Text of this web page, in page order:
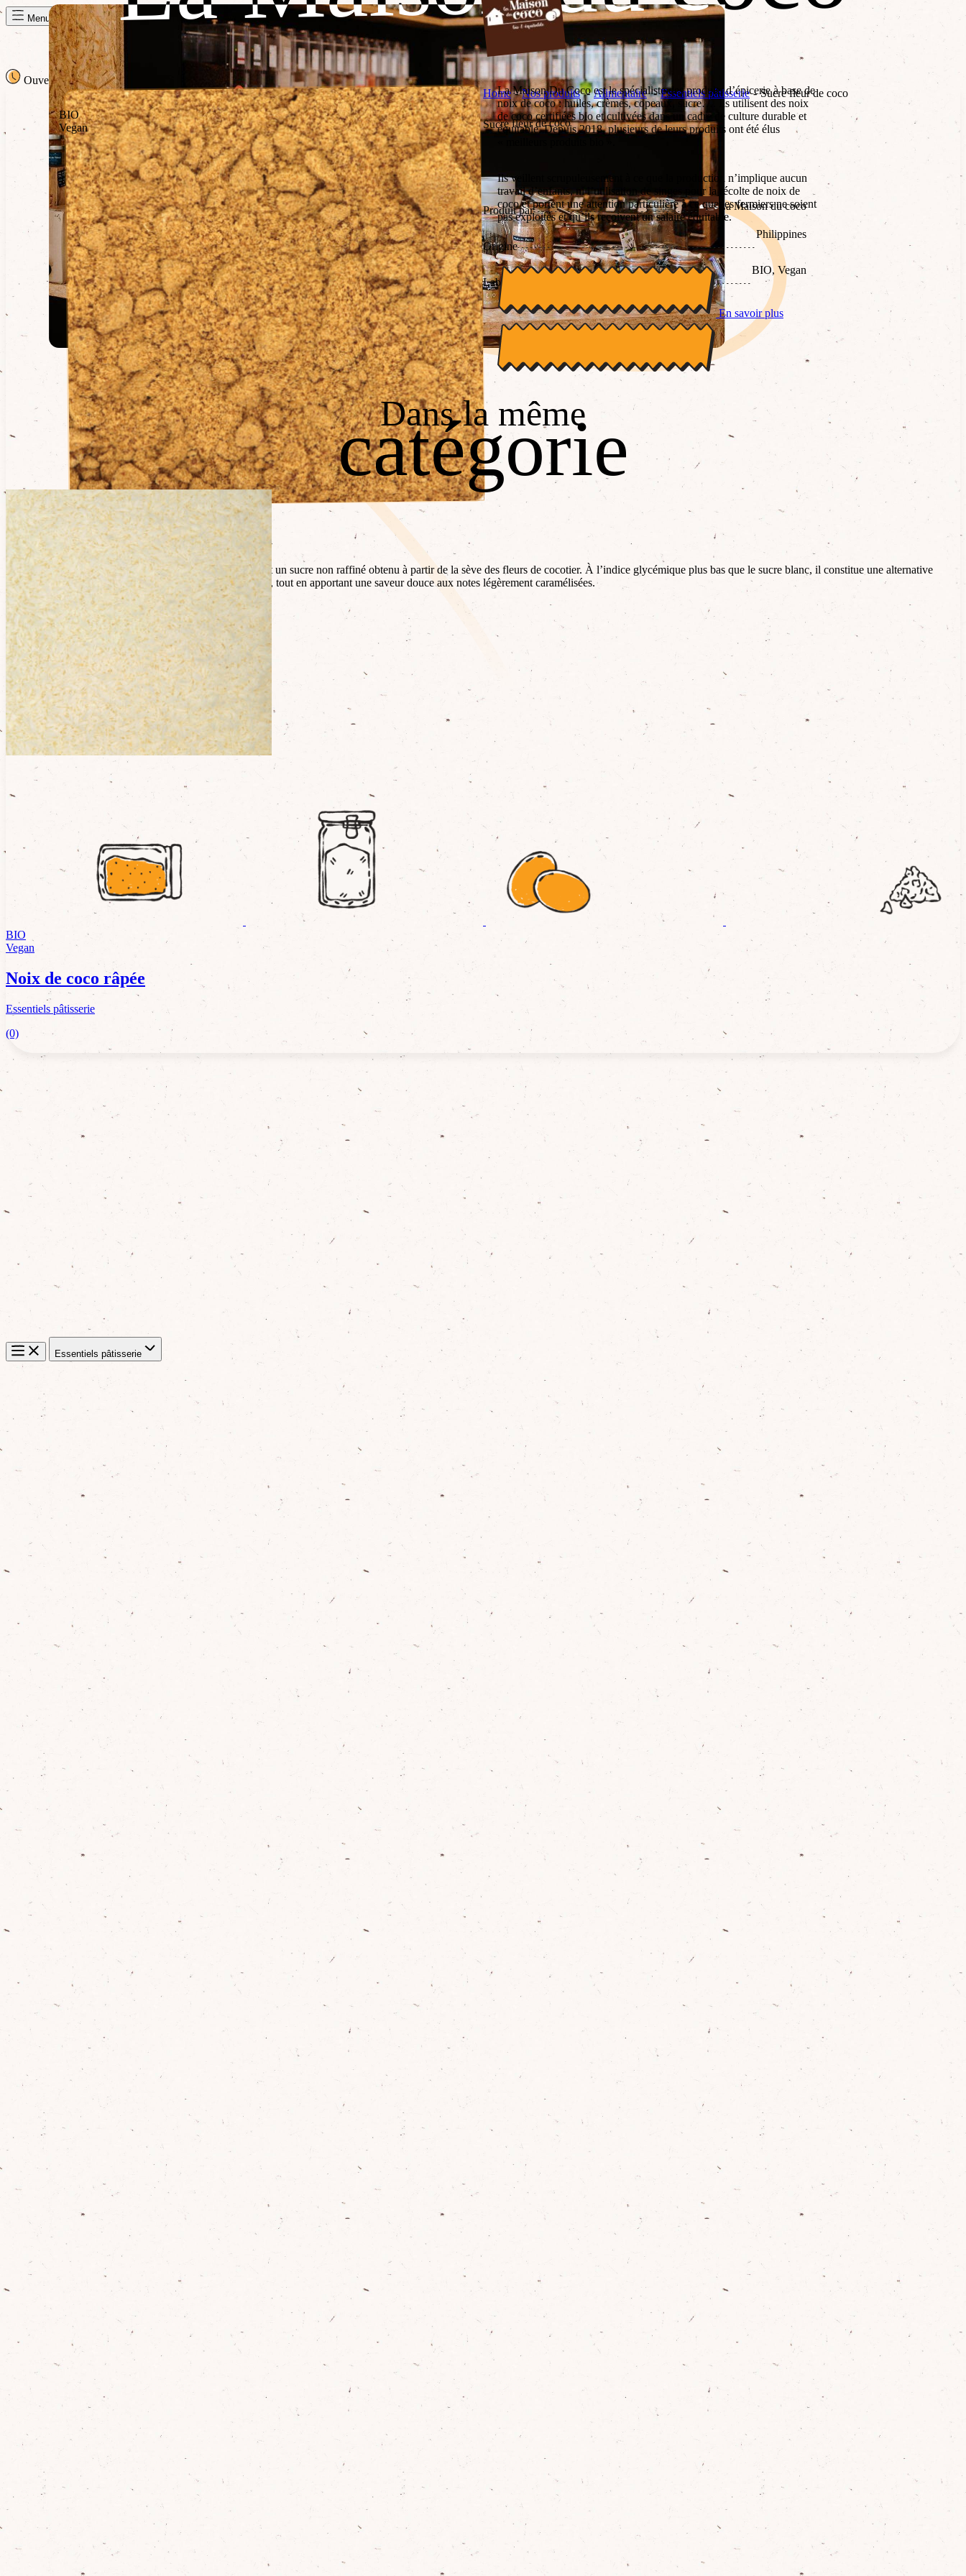
Menu Panier de la semaine
Ouvert · jusqu'à 13h00
BIO
Vegan
Home Nos produits Alimentaire Essentiels pâtisserie Sucre fleur de coco
Sucre fleur de coco
Produit par La Maison du coco
Origine
Philippines
Labels
BIO, Vegan
Description
Le sucre de coco bio et équitable de la Maison du Coco est un sucre non raffiné obtenu à partir de la sève des fleurs de cocotier. À l’indice glycémique plus bas que le sucre blanc, il constitue une alternative
naturelle pour sucrer les boissons et préparations culinaires, tout en apportant une saveur douce aux notes légèrement caramélisées.
Le plus :
indice glycémique faible
Composition
100% Sucre de fleur de Coco*
*issu de l’agriculture biologique et du commerce équitable
La Maison Du Coco est le spécialiste des produits d’épicerie à base de
noix de coco : huiles, crèmes, copeaux, sucre…. Ils utilisent des noix
de coco certifiées bio et cultivées dans un cadre de culture durable et
équitable. Depuis 2018, plusieurs de leurs produits ont été élus
Ils veillent scrupuleusement à ce que la production n’implique aucun
travail d’enfants, ni l’utilisation de singes pour la récolte de noix de
coco et portent une attention particulière à ce que les fermiers ne soient
pas exploités et qu’ils reçoivent un salaire équitable.
En savoir plus
Dans la même
catégorie
BIO
Vegan
Noix de coco râpée
Essentiels pâtisserie
(0)
Essentiels pâtisserie